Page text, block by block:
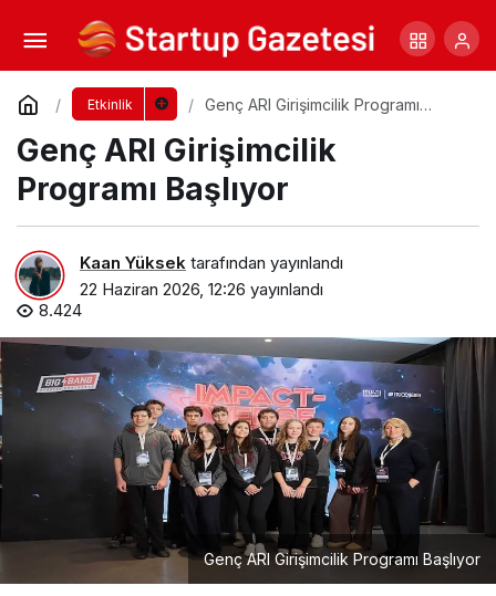
Etkinlik
Genç ARI Girişimcilik Programı
Genç ARI Girişimcilik
Programı Başlıyor
Kaan Yüksek tarafından yayınlandı
22 Haziran 2026, 12:26 yayınlandı
8.424
Genç ARI Girişimcilik Programı Başlıyor
FlowX Summit 2026: İş Dünyasını ‘Agentic
AI’ ve Otonom Yapay Zeka Çağına Hazırlıyor
Yorum Yap